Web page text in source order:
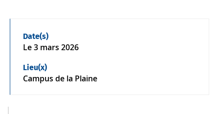
Date(s)
Le3 mars 2026
Lieu(x)
Campus de la Plaine